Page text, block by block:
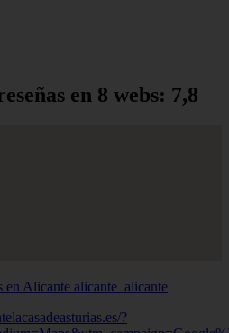
en 8 webs: 7,8
en Alicante alicante_alicante
?